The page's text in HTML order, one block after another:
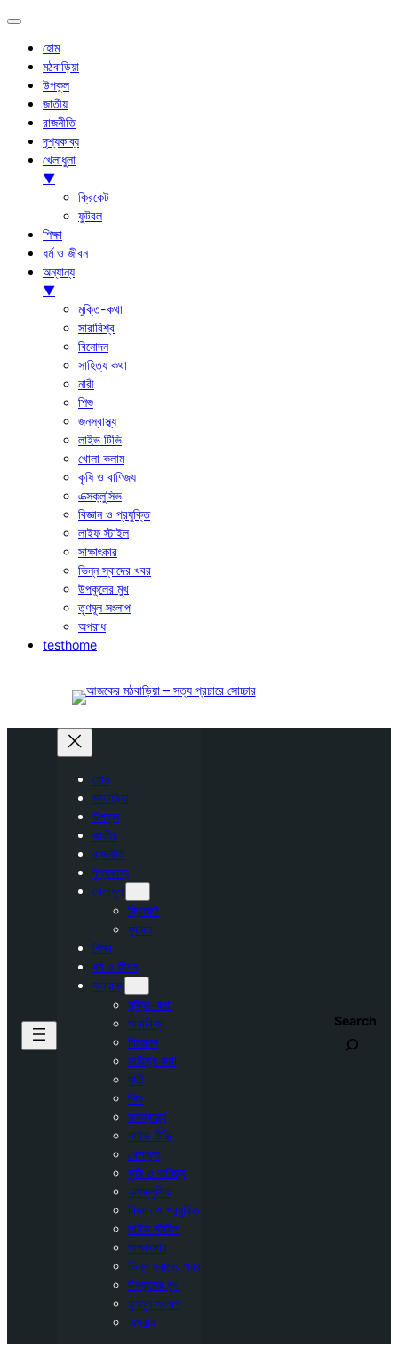
হোম
মঠবাড়িয়া
উপকূল
জাতীয়
রাজনীতি
দৃশ্যকাব্য
খেলাধুলা
▼
ক্রিকেট
ফুটবল
শিক্ষা
ধর্ম ও জীবন
অন্যান্য
▼
মুক্তি-কথা
সারাবিশ্ব
বিনোদন
সাহিত্য কথা
নারী
শিশু
জনস্বাস্থ্য
লাইভ টিভি
খোলা কলাম
কৃষি ও বাণিজ্য
এক্সক্লুসিভ
বিজ্ঞান ও প্রযুক্তি
লাইফ স্টাইল
সাক্ষাৎকার
ভিন্ন স্বাদের খবর
উপকূলের মুখ
তৃণমূল সংলাপ
অপরাধ
testhome
হোম
মঠবাড়িয়া
উপকূল
জাতীয়
রাজনীতি
দৃশ্যকাব্য
খেলাধুলা
ক্রিকেট
ফুটবল
শিক্ষা
ধর্ম ও জীবন
অন্যান্য
মুক্তি-কথা
সারাবিশ্ব
বিনোদন
সাহিত্য কথা
নারী
শিশু
জনস্বাস্থ্য
লাইভ টিভি
খেলাধুলা
কৃষি ও বাণিজ্য
এক্সক্লুসিভ
বিজ্ঞান ও প্রযুক্তি
লাইফ স্টাইল
সাক্ষাৎকার
ভিন্ন স্বাদের খবর
উপকূলের মুখ
তৃণমূল সংলাপ
অপরাধ
Search